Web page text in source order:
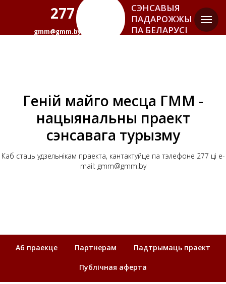
СЭНСАВЫЯ
ПАДАРОЖЖЫ
ПА БЕЛАРУСІ
Падарожжы, вобразы, тэксты, звязаныя са
слаўнымі людзьмі - геніямі нашых месцаў
277
gmm@gmm.by
Геній майго месца ГММ -
нацыянальны праект
сэнсавага турызму
Каб стаць удзельнікам праекта, кантактуйце па тэлефоне 277 ці e-
mail: gmm@gmm.by
Аб праекце Партнерам Падтрымаць праект
Публічная аферта